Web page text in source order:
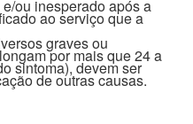
ou inesperado após a
ao serviço que a
graves ou
por mais que 24 a
sintoma), devem ser
de outras causas.